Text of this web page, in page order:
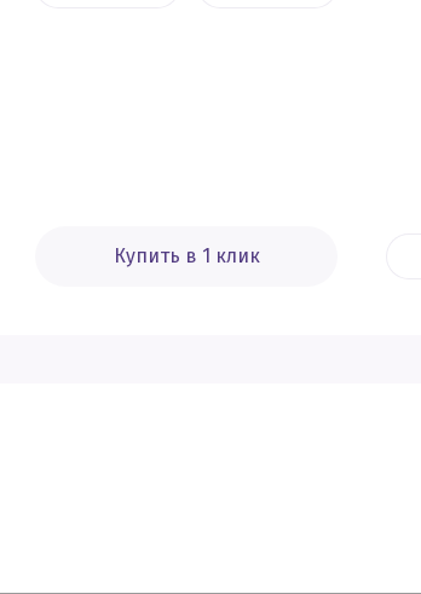
Купить в 1 клик